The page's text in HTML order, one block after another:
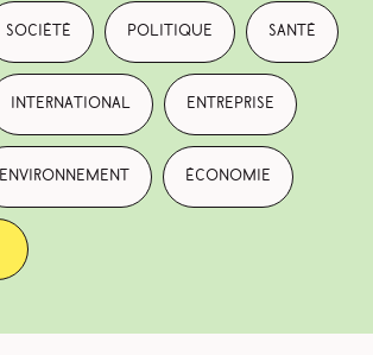
société politique santé
international entreprise
environnement économie